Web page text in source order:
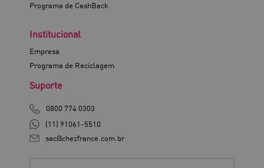
Programa de CashBack
Institucional
Empresa
Programa de Reciclagem
Suporte
0800 774 0303
(11) 91061-5510
sac@chezfrance.com.br